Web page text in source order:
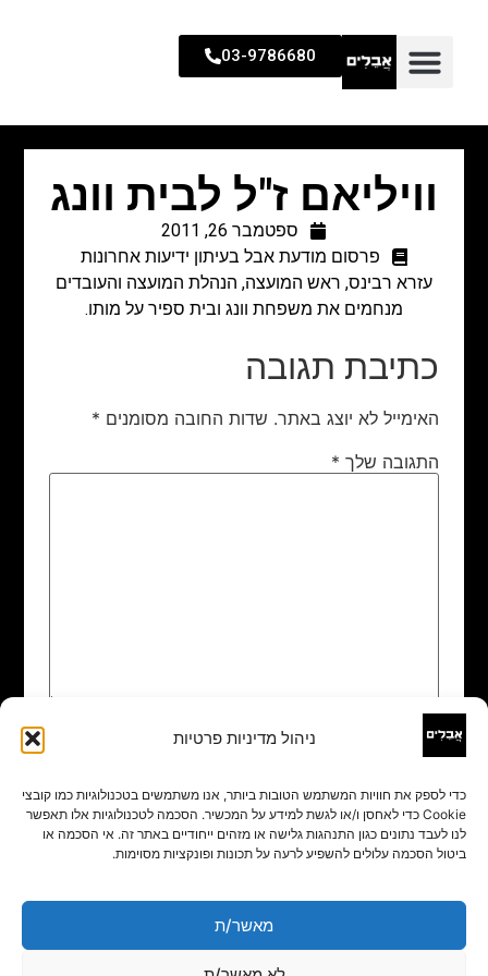
ניהול מדיניות פרטיות
כדי לספק את חוויות המשתמש הטובות ביותר, אנו משתמשים בטכנולוגיות כמו קובצי
Cookie כדי לאחסן ו/או לגשת למידע על המכשיר. הסכמה לטכנולוגיות אלו תאפשר
לנו לעבד נתונים כגון התנהגות גלישה או מזהים ייחודיים באתר זה. אי הסכמה או
ביטול הסכמה עלולים להשפיע לרעה על תכונות ופונקציות מסוימות.
מאשר/ת
03-9786680
וויליאם ז"ל לבית וונג
ספטמבר 26, 2011
פרסום מודעת אבל בעיתון ידיעות אחרונות
עזרא רבינס, ראש המועצה, הנהלת המועצה והעובדים
מנחמים את משפחת וונג ובית ספיר על מותו.
כתיבת תגובה
האימייל לא יוצג באתר. שדות החובה מסומנים *
התגובה שלך *
שם
אימייל*